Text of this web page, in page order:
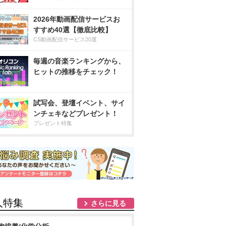
2026年動画配信サービスお
すすめ40選【徹底比較】
CS動画配信サービス20選
毎週の音楽ランキングから、
ヒットの推移をチェック！
試写会、登壇イベント、サイ
ンチェキなどプレゼント！
プレゼント特集
特集 さらに見る